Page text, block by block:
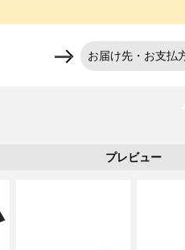
お届け先・お支払
プレビュー